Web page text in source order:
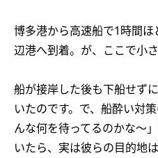
博多港から高速船で1時間
辺港へ到着。が、ここで小
船が接岸した後も下船せず
いたのです。で、船酔い対
んな何を待ってるのかな〜
いたら、実は彼らの目的地